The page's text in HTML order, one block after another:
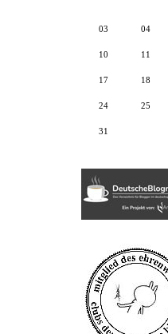
03 04
10 11
17 18
24 25
31